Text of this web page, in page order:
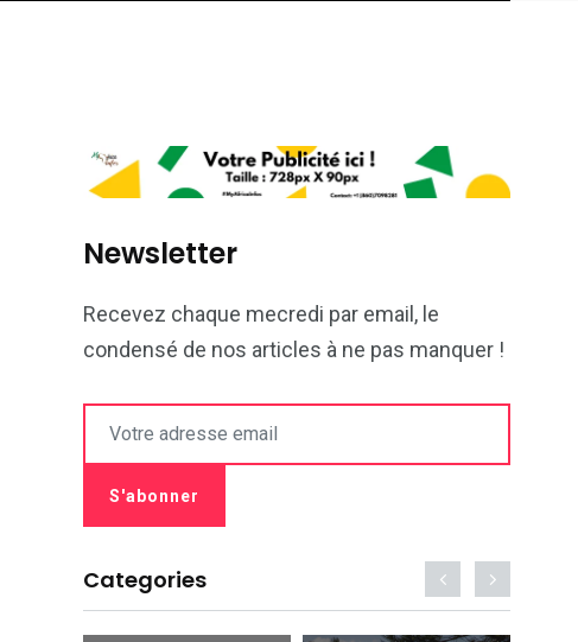
Newsletter
Recevez chaque mecredi par email, le
condensé de nos articles à ne pas manquer !
Categories